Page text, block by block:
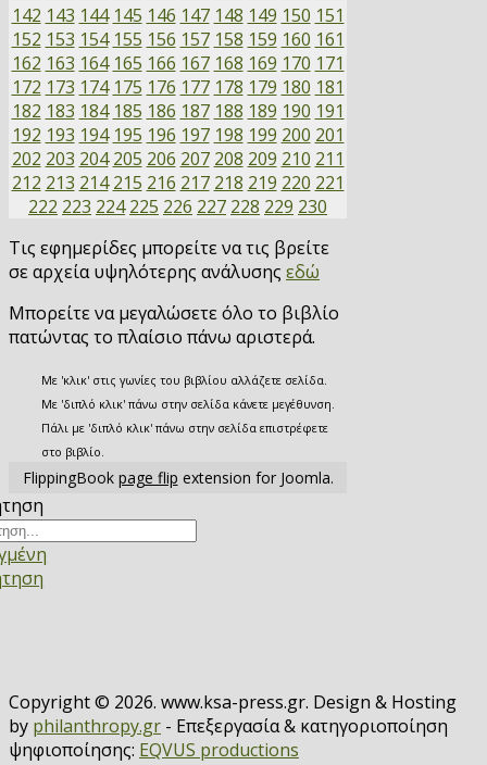
142 143 144 145 146 147 148 149 150 151
152 153 154 155 156 157 158 159 160 161
162 163 164 165 166 167 168 169 170 171
172 173 174 175 176 177 178 179 180 181
182 183 184 185 186 187 188 189 190 191
192 193 194 195 196 197 198 199 200 201
202 203 204 205 206 207 208 209 210 211
212 213 214 215 216 217 218 219 220 221
222 223 224 225 226 227 228 229 230
Τις εφημερίδες μπορείτε να τις βρείτε
σε αρχεία υψηλότερης ανάλυσης εδώ
Μπορείτε να μεγαλώσετε όλο το βιβλίο
πατώντας το πλαίσιο πάνω αριστερά.
Με 'κλικ' στις γωνίες του βιβλίου αλλάζετε σελίδα.
Με 'διπλό κλικ' πάνω στην σελίδα κάνετε μεγέθυνση.
Πάλι με 'διπλό κλικ' πάνω στην σελίδα επιστρέφετε
στο βιβλίο.
FlippingBook page flip extension for Joomla.
Copyright © 2026. www.ksa-press.gr. Design & Hosting
by philanthropy.gr - Επεξεργασία & κατηγοριοποίηση
ψηφιοποίησης: EQVUS productions